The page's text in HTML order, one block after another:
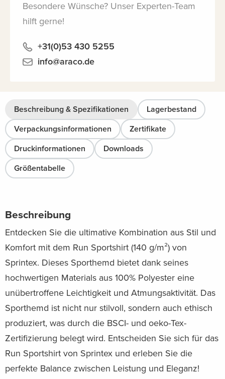
Besondere Wünsche? Unser Experten-Team
hilft gerne!
+31(0)53 430 5255
info@araco.de
Beschreibung & Spezifikationen
Lagerbestand
Verpackungsinformationen
Zertifikate
Druckinformationen
Downloads
Größentabelle
Beschreibung
Entdecken Sie die ultimative Kombination aus Stil und
Komfort mit dem Run Sportshirt (140 g/m²) von
Sprintex. Dieses Sporthemd bietet dank seines
hochwertigen Materials aus 100% Polyester eine
unübertroffene Leichtigkeit und Atmungsaktivität. Das
Sporthemd ist nicht nur stilvoll, sondern auch ethisch
produziert, was durch die BSCI- und oeko-Tex-
Zertifizierung belegt wird. Entscheiden Sie sich für das
Run Sportshirt von Sprintex und erleben Sie die
perfekte Balance zwischen Leistung und Eleganz!